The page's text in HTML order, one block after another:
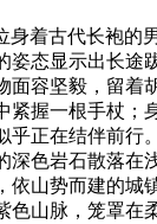
身着古代长袍的
姿态显示出长途
面容坚毅，留着
紧握一根手杖；
乎正在结伴前行
深色岩石散落在
依山势而建的城
色山脉，笼罩在